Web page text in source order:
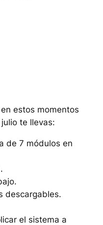
estos momentos
te llevas:
de 7 módulos en
descargables.
el sistema a